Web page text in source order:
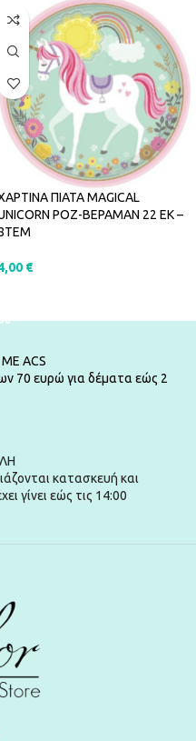
ΠΙΑΤΑ MAGICAL
ΡΟΖ-ΒΕΡΑΜΑΝ 22 ΕΚ –
€
ACS
70 ευρώ για δέματα εώς 2
κατασκευή και
γίνει εώς τις 14:00